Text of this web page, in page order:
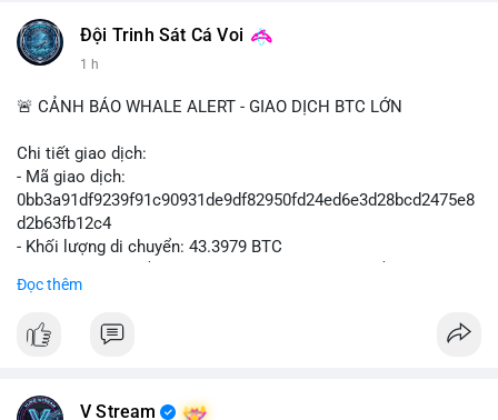
Đội Trinh Sát Cá Voi
1 h
🚨 CẢNH BÁO WHALE ALERT - GIAO DỊCH BTC LỚN
Chi tiết giao dịch:
- Mã giao dịch:
0bb3a91df9239f91c90931de9df82950fd24ed6e3d28bcd2475e8
d2b63fb12c4
- Khối lượng di chuyển: 43.3979 BTC
USD)
- Thời gian: 04:18
số đủ lớn để tạo áp lực thanh khoản tức thời. Hành vi này có
Đọc thêm
V Stream